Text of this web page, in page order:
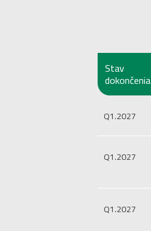
Stav
dokončenia
Q1.2027
Q1.2027
Q1.2027